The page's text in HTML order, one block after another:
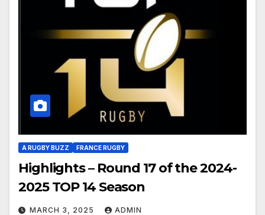
A RUGBY BUZZ FRANCE RUGBY
Highlights – Round 17 of the 2024-
2025 TOP 14 Season
MARCH 3, 2025 ADMIN